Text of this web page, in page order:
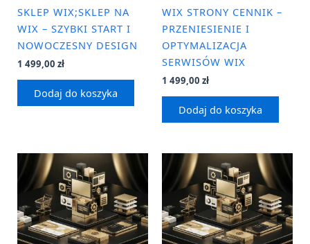
SKLEP WIX;SKLEP NA
WIX – SZYBKI START I
NOWOCZESNY DESIGN
1 499,00 zł
Dodaj do koszyka
WIX STRONY CENNIK –
PRZENIESIENIE I
OPTYMALIZACJA
SERWISÓW WIX
1 499,00 zł
Dodaj do koszyka